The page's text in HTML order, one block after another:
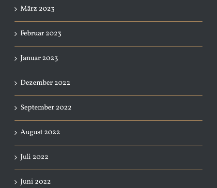
März 2023
Februar 2023
Januar 2023
Dezember 2022
September 2022
August 2022
Juli 2022
Juni 2022